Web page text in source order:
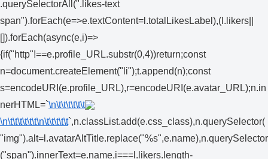
.querySelectorAll(".likes-text
span").forEach(e=>e.textContent=l.totalLikesLabel),(l.likers||
[]).forEach(async(e,i)=>
{if("http"!==e.profile_URL.substr(0,4))return;const
n=document.createElement("li");t.append(n);const
s=encodeURI(e.profile_URL),r=encodeURI(e.avatar_URL);n.in
nerHTML=`\n\t\t\t\t\t\t
\n\t\t\t\t\t\t\n\t\t\t\t\t`,n.classList.add(e.css_class),n.querySelector(
"img").alt=l.avatarAltTitle.replace("%s",e.name),n.querySelector
("span").innerText=e.name,i===l.likers.length-